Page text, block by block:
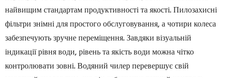
найвищим стандартам продуктивності та якості. Пилозахисні
фільтри знімні для простого обслуговування, а чотири колеса
забезпечують зручне переміщення. Завдяки візуальній
індикації рівня води, рівень та якість води можна чітко
контролювати зовні. Водяний чилер перевершує свій